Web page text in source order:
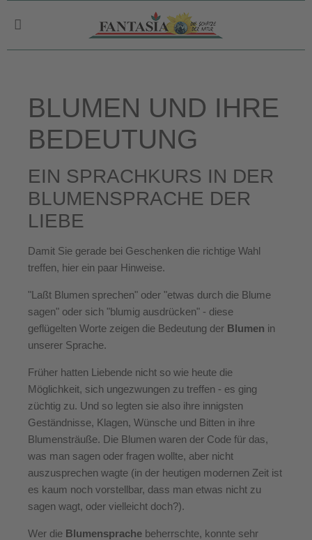
BLUMEN UND IHRE
BEDEUTUNG
EIN SPRACHKURS IN DER
BLUMENSPRACHE DER
LIEBE
Damit Sie gerade bei Geschenken die richtige Wahl
treffen, hier ein paar Hinweise.
"Laßt Blumen sprechen" oder "etwas durch die Blume
sagen" oder sich "blumig ausdrücken" - diese
geflügelten Worte zeigen die Bedeutung der Blumen in
unserer Sprache.
Früher hatten Liebende nicht so wie heute die
Möglichkeit, sich ungezwungen zu treffen - es ging
züchtig zu. Und so legten sie also ihre innigsten
Geständnisse, Klagen, Wünsche und Bitten in ihre
Blumensträuße. Die Blumen waren der Code für das,
was man sagen oder fragen wollte, aber nicht
auszusprechen wagte (in der heutigen modernen Zeit ist
es kaum noch vorstellbar, dass man etwas nicht zu
sagen wagt, oder vielleicht doch?).
Wer die Blumensprache beherrschte, konnte sehr